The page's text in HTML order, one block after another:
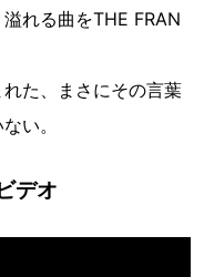
れる曲をTHE FRAN
た、まさにその言葉
い。
デオ